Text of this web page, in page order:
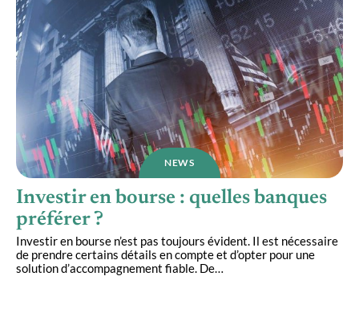
NEWS
Investir en bourse : quelles banques
préférer ?
Investir en bourse n’est pas toujours évident. Il est nécessaire
de prendre certains détails en compte et d’opter pour une
solution d’accompagnement fiable. De…